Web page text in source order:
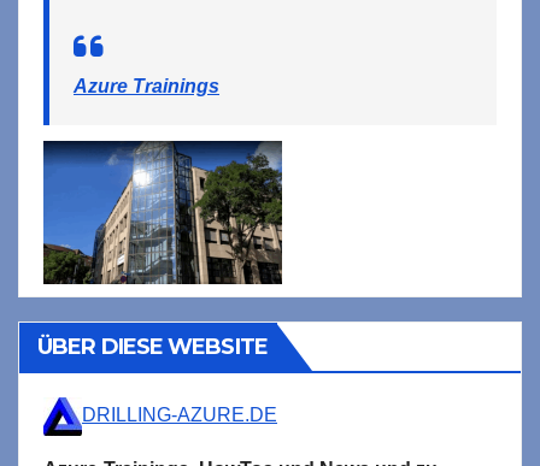
Azure Trainings
ÜBER DIESE WEBSITE
DRILLING-AZURE.DE